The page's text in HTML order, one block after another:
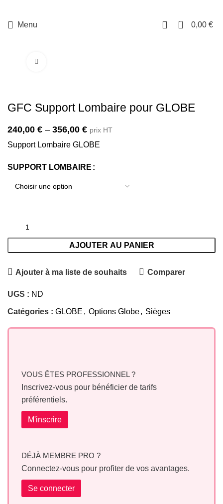
Menu 0 0,00 €
GFC Support Lombaire pour GLOBE
240,00 € – 356,00 € prix HT
Support Lombaire GLOBE
SUPPORT LOMBAIRE
AJOUTER AU PANIER
Ajouter à ma liste de souhaits Comparer
UGS : ND
Catégories : GLOBE , Options Globe, Sièges
VOUS ÊTES PROFESSIONNEL ?
Inscrivez-vous pour bénéficier de tarifs
préférentiels.
M'inscrire
DÉJÀ MEMBRE PRO ?
Connectez-vous pour profiter de vos avantages.
Se connecter